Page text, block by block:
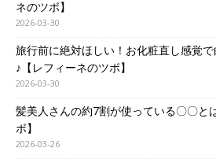
ネのツボ】
2026-03-30
旅行前に絶対ほしい！お化粧直し感覚
♪【レフィーネのツボ】
2026-03-30
髪美人さんの約7割が使っている〇〇と
ボ】
2026-03-26